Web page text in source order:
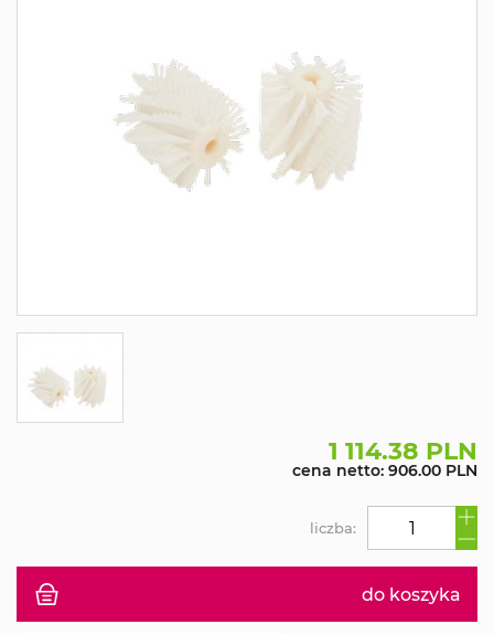
1 114.38 PLN
cena netto: 906.00 PLN
do koszyka
liczba: